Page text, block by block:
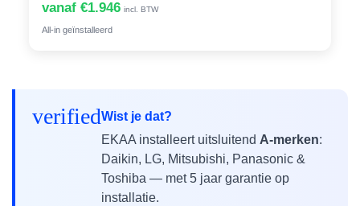
vanaf €1.946 incl. BTW
All-in geïnstalleerd
verifiedWist je dat?
EKAA installeert uitsluitend A-merken:
Daikin, LG, Mitsubishi, Panasonic &
Toshiba — met 5 jaar garantie op
installatie.